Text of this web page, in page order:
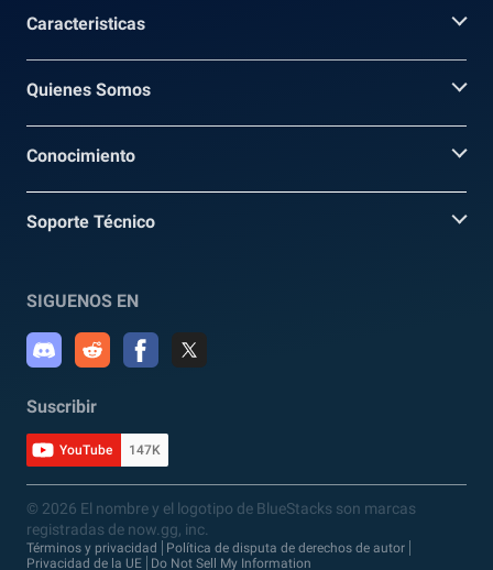
Caracteristicas
Quienes Somos
Conocimiento
Soporte Técnico
SIGUENOS EN
Suscribir
YouTube 147K
© 2026 El nombre y el logotipo de BlueStacks son marcas
registradas de now.gg, inc.
Términos y privacidad
Política de disputa de derechos de autor
Privacidad de la UE
Do Not Sell My Information